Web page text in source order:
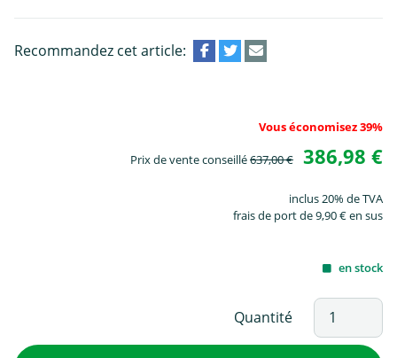
Recommandez cet article:
Vous économisez 39%
Prix de vente conseillé637,00 € 386,98 €
inclus 20% de TVA
frais de port de 9,90 € en sus
en stock
Quantité